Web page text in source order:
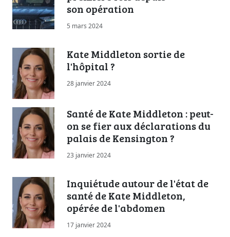
son opération
5 mars 2024
Kate Middleton sortie de
l'hôpital ?
28 janvier 2024
Santé de Kate Middleton : peut-
on se fier aux déclarations du
palais de Kensington ?
23 janvier 2024
Inquiétude autour de l'état de
santé de Kate Middleton,
opérée de l'abdomen
17 janvier 2024